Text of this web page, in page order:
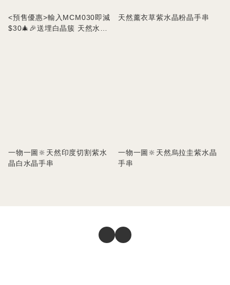
<預售優惠>輸入MCM030即減
$30🎄🎉送埋白晶簇 天然水晶
天然薰衣草紫水晶粉晶手串
一物一圖🔆天然印度切割紫水
晶白水晶手串
一物一圖🔆天然烏拉圭紫水晶
手串